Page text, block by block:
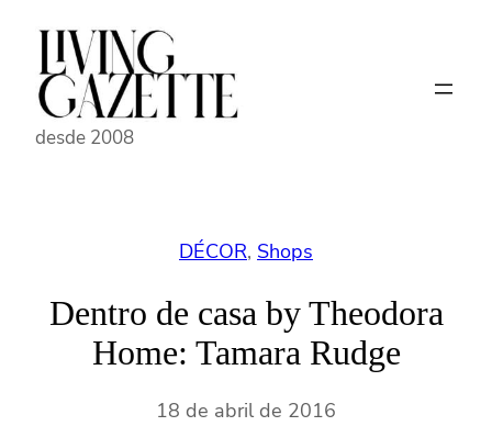
Pular
conteúdo
desde 2008
DÉCOR, Shops
Dentro de casa by Theodora
Home: Tamara Rudge
18 de abril de 2016